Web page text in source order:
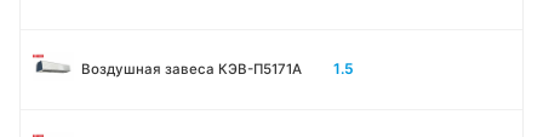
Воздушная завеса КЭВ-П5171А 1.5